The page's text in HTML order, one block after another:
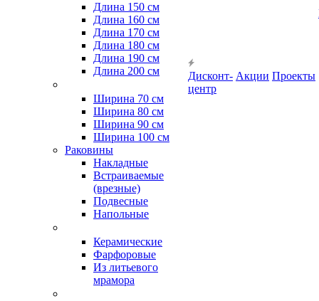
Длина 150 см
Длина 160 см
Длина 170 см
Длина 180 см
Длина 190 см
Длина 200 см
Ширина 70 см
Ширина 80 см
Ширина 90 см
Ширина 100 см
Раковины
Накладные
Встраиваемые
(врезные)
Подвесные
Напольные
Керамические
Фарфоровые
Из литьевого
мрамора
Дисконт-
центр
Акции Проекты